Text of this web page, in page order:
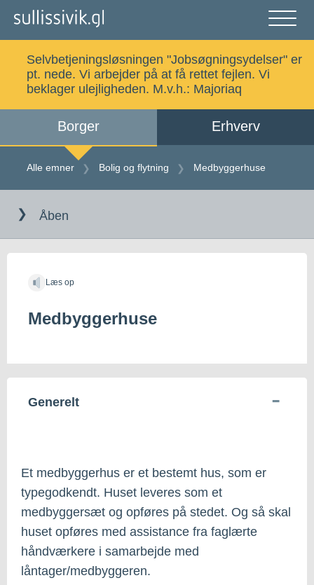
luk
Alle emner Selvbetjening
Kalaallisut
Selvbetjeningsløsningen "Jobsøgningsydelser" er
pt. nede. Vi arbejder på at få rettet fejlen. Vi
beklager ulejligheden. M.v.h.: Majoriaq
Borger Erhverv
Alle emner Bolig og flytning Medbyggerhuse
indholdet
Åben
Læs op
Medbyggerhuse
Generelt
Et medbyggerhus er et bestemt hus, som er
typegodkendt. Huset leveres som et
medbyggersæt og opføres på stedet. Og så skal
huset opføres med assistance fra faglærte
håndværkere i samarbejde med
låntager/medbyggeren.